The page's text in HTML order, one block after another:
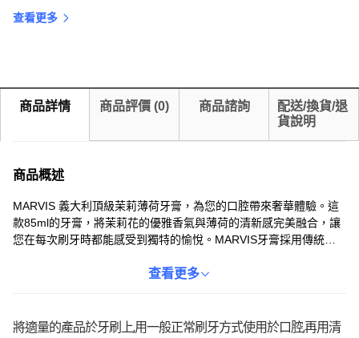
查看更多
商品詳情 商品評價 (0) 商品諮詢
配送/換貨/退
貨說明
商品概述
MARVIS 義大利頂級茉莉薄荷牙膏，為您的口腔帶來奢華體驗。這
款85ml的牙膏，將茉莉花的優雅香氣與薄荷的清新感完美融合，讓
您在每次刷牙時都能感受到獨特的愉悅。MARVIS牙膏採用傳統義
齦健康。其獨特的香味更能持久清新口氣，讓您自信展現笑容。無
查看更多
將適量的產品於牙刷上,用一般正常刷牙方式使用於口腔,再用清